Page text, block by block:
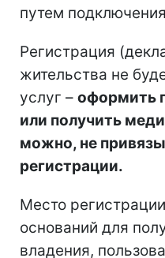
путем
Регистрация
жительства не
услуг – оформить
или получить
можно, не
регистрации.
Место
оснований для
владения,